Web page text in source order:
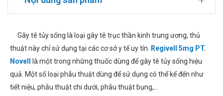
Gây tê tủy sống là loại gây tê trục thần kinh trung ương, thủ
thuật này chỉ sử dụng tại các cơ sở y tế uy tín. Regivell 5mg PT.
Novell
là một trong những thuốc dùng để gây tê tủy sống hiệu
quả. Một số loại phẫu thuật dùng để sử dụng có thể kể đến như
tiết niệu, phẫu thuật chi dưới, phẫu thuật bụng,...